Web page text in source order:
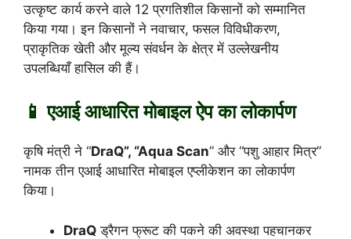
उत्कृष्ट कार्य करने वाले 12 प्रगतिशील किसानों को सम्मानित
किया गया। इन किसानों ने नवाचार, फसल विविधीकरण,
प्राकृतिक खेती और मूल्य संवर्धन के क्षेत्र में उल्लेखनीय
उपलब्धियाँ हासिल की हैं।
📱 एआई आधारित मोबाइल ऐप का लोकार्पण
कृषि मंत्री ने “DraQ”, “Aqua Scan” और “पशु आहार मित्र”
नामक तीन एआई आधारित मोबाइल एप्लीकेशन का लोकार्पण
किया।
DraQ ड्रैगन फ्रूट की पकने की अवस्था पहचानकर